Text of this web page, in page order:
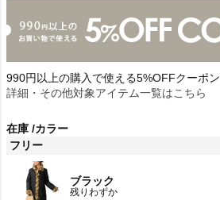
990円以上の購入で使える5%OFFクーポン
詳細・その他対象アイテム一覧はこちら
在庫 カラー
フリー
ブラック
残りわずか